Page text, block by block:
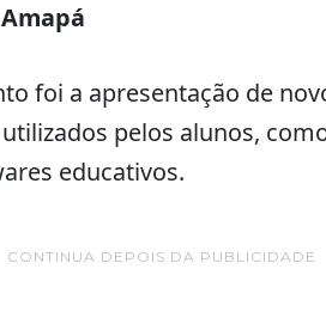
foi a apresentação de
pelos alunos,
educativos.
CONTINUA DEPOIS DA PUBLICIDADE